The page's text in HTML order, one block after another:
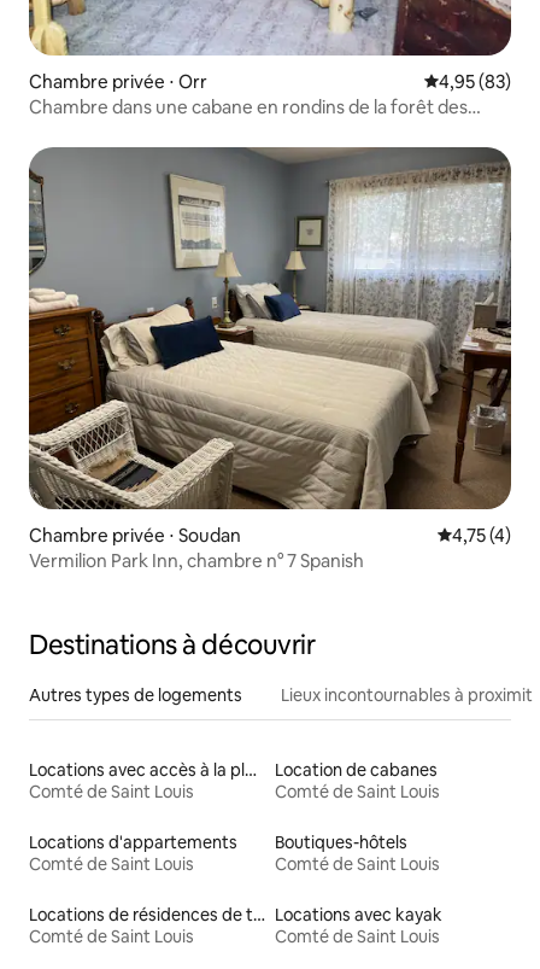
Chambre privée ⋅ Orr Évaluation
4,95 (83)
Chambre dans une cabane en rondins de la forêt des
Chambre privée ⋅ Soudan Évaluation
4,75 (4)
Vermilion Park Inn, chambre n° 7 Spanish
Destinations à découvrir
Autres types de logements Lieux incontournables à
Locations avec accès à la plage
Comté de Saint Louis
Location de cabanes
Comté de Saint Louis
Locations d'appartements
Comté de Saint Louis
Boutiques-hôtels
Comté de Saint Louis
Locations de résidences de tourisme
Comté de Saint Louis
Locations avec kayak
Comté de Saint Louis